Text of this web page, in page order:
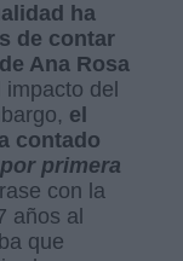
ha
de contar
Ana Rosa
del
el
contado
primera
con la
años al
que